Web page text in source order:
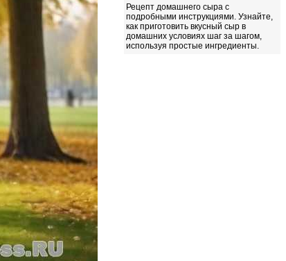
Рецепт домашнего сыра с
подробными инструкциями. Узнайте,
как приготовить вкусный сыр в
домашних условиях шаг за шагом,
используя простые ингредиенты.